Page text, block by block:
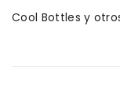
Cool Bottles y